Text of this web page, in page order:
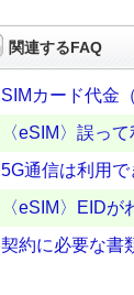
関連するFAQ
SIMカード代金
〈eSIM〉誤っ
5G通信は利用で
〈eSIM〉EIDが
契約に必要な書